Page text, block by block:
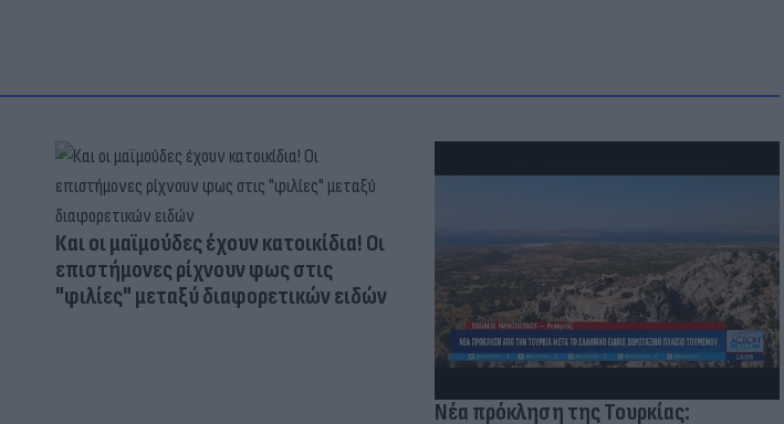
Και οι μαϊμούδες έχουν κατοικίδια! Οι
επιστήμονες ρίχνουν φως στις
"φιλίες" μεταξύ διαφορετικών ειδών
Νέα πρόκληση της Τουρκίας: